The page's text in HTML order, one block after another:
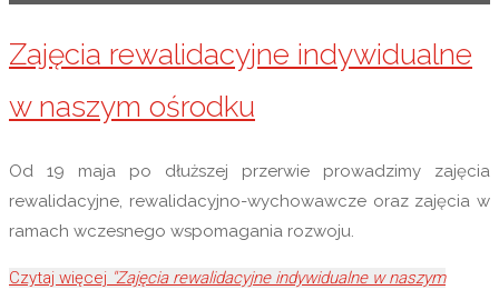
Zajęcia rewalidacyjne indywidualne
w naszym ośrodku
Od 19 maja po dłuższej przerwie prowadzimy zajęcia
rewalidacyjne, rewalidacyjno-wychowawcze oraz zajęcia w
ramach wczesnego wspomagania rozwoju.
Czytaj więcej "Zajęcia rewalidacyjne indywidualne w naszym